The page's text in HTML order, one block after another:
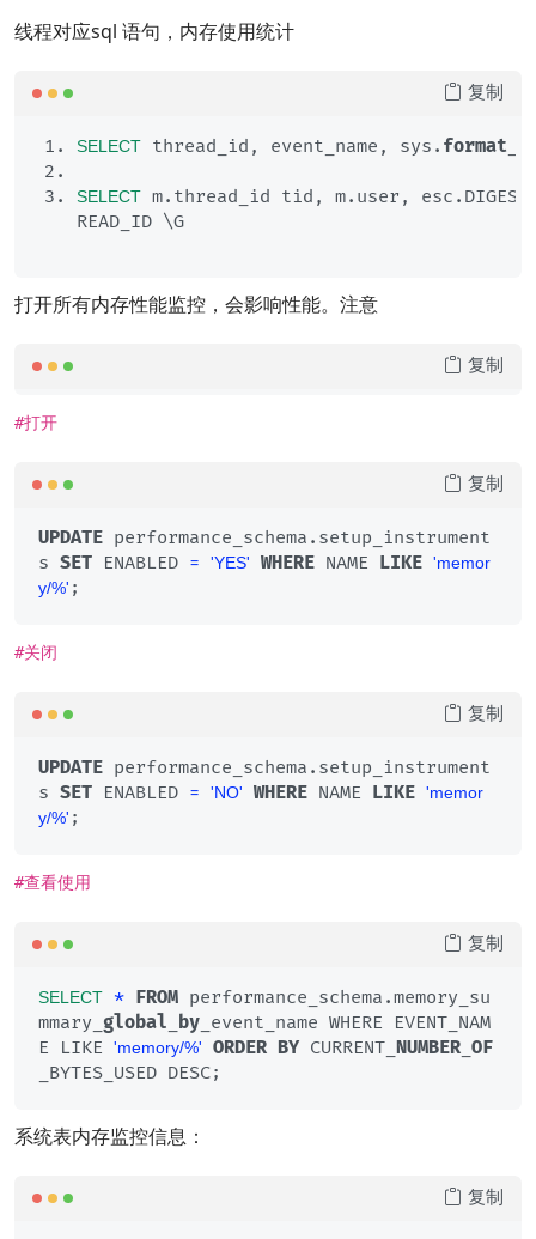
线程对应sql 语句，内存使用统计
SELECT thread_id, event_name, sys. format
SELECT m.thread_id tid, m.user,
READ_ID \G
复制
打开所有内存性能监控，会影响性能。注意
复制
#打开
UPDATE performance_schema.setup_instrument
s SET ENABLED = 'YES' WHERE NAME LIKE 'memor
y/%' ;
复制
#关闭
UPDATE performance_schema.setup_instrument
s SET ENABLED = 'NO' WHERE NAME LIKE 'memor
y/%' ;
复制
#查看使用
SELECT * FROM performance_schema.memory_su
mmary_ global by _event_name WHERE EVENT_NAM
E LIKE 'memory/%' ORDER BY CURRENT_ NUMBER OF
_BYTES_USED DESC;
复制
系统表内存监控信息：
复制